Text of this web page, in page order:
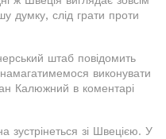
думку, слід грати проти
штаб повідомить
виконувати
Калюжний в коментарі
зустрінеться зі Швецією. У